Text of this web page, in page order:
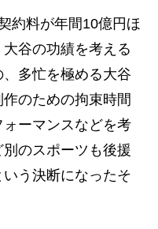
約料が年間10億円ほ
谷の功績を考える
多忙を極める大谷
のための拘束時間
ーマンスなどを考
のスポーツも後援
う決断になったそ